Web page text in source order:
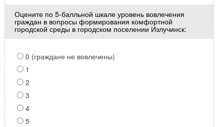
Оцените по 5-балльной шкале уровень вовлечения
граждан в вопросы формирования комфортной
городской среды в городском поселении Излучинск:
0 (граждане не вовлечены)
1
2
3
4
5